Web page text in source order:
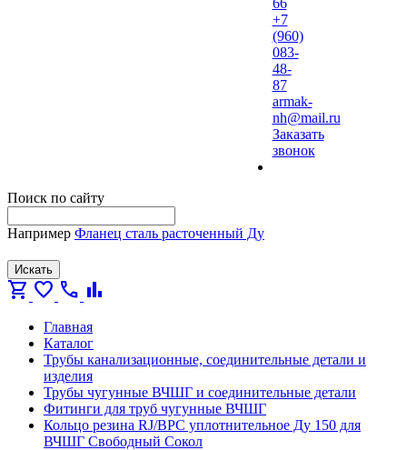
66
+7
(960)
083-
48-
87
armak-
nh@mail.ru
Заказать
звонок
Поиск по сайту
Например Фланец сталь расточенный Ду
Искать
shopping_cart favorite call bar_chart
Главная
Каталог
Трубы канализационные, соединительные детали и
изделия
Трубы чугунные ВЧШГ и соединительные детали
Фитинги для труб чугунные ВЧШГ
Кольцо резина RJ/ВРС уплотнительное Ду 150 для
ВЧШГ Свободный Сокол